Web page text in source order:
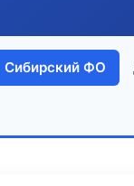
Сибирский ФО